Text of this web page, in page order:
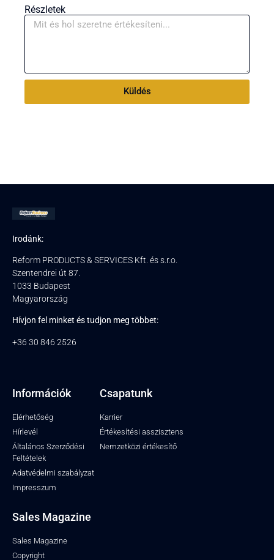
Részletek
Küldés
Irodánk:
Reform PRODUCTS & SERVICES Kft. és s.r.o.
Szentendrei út 87.
1033 Budapest
Magyarország
Hívjon fel minket és tudjon meg többet:
+36 30 846 2526
Információk
Elérhetőség
Hírlevél
Általános Szerződési
Feltételek
Adatvédelmi szabályzat
Impresszum
Csapatunk
Karrier
Értékesítési asszisztens
Nemzetközi értékesítő
Sales Magazine
Sales Magazine
Copyright